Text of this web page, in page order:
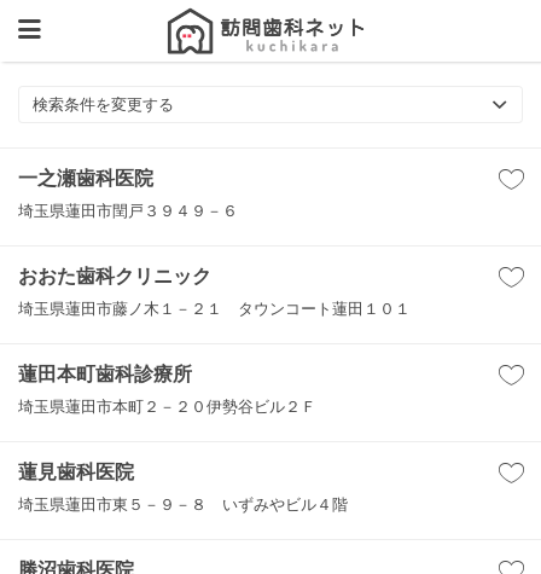
検索条件を変更する
一之瀬歯科医院
埼玉県蓮田市閏戸３９４９－６
おおた歯科クリニック
埼玉県蓮田市藤ノ木１－２１ タウンコート蓮田１０１
蓮田本町歯科診療所
埼玉県蓮田市本町２－２０伊勢谷ビル２Ｆ
蓮見歯科医院
埼玉県蓮田市東５－９－８ いずみやビル４階